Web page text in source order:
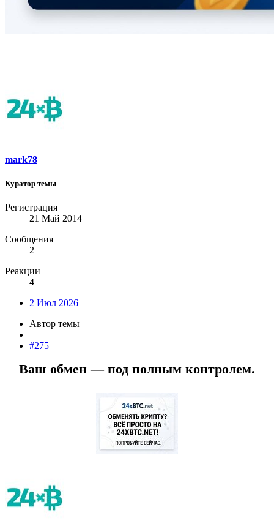
mark78
Куратор темы
Регистрация
21 Май 2014
Сообщения
2
Реакции
4
2 Июл 2026
Автор темы
#275
Ваш обмен — под полным контролем.